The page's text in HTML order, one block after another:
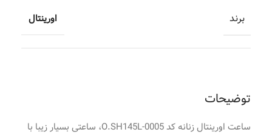
توضیحات
ساعت اورینتال زنانه کد O.SH145L-0005، ساعتی بسیار زیبا با
برند اورینتال